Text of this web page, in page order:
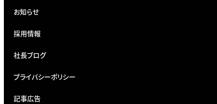
お知らせ
採用情報
社長ブログ
プライバシーポリシー
記事広告